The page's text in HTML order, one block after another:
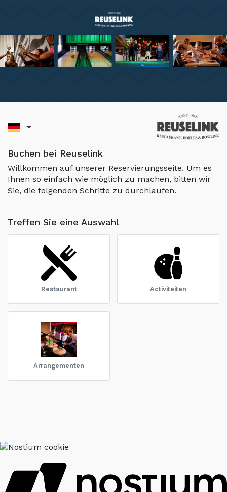
Buchen bei Reuselink
Willkommen auf unserer Reservierungsseite. Um es
Ihnen so einfach wie möglich zu machen, bitten wir
Sie, die folgenden Schritte zu durchlaufen.
Treffen Sie eine Auswahl
Restaurant Activiteiten
Arrangementen